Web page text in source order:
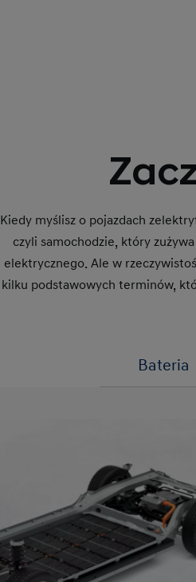
Kiedy myślisz o pojazdach
czyli samochodzie, który
elektrycznego. Ale w
kilku podstawowych terminów,
Bateria